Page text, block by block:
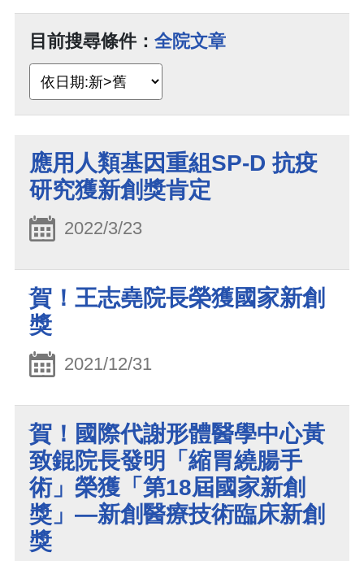
目前搜尋條件： 全院文章
應用人類基因重組SP-D 抗疫
研究獲新創獎肯定
2022/3/23
賀！王志堯院長榮獲國家新創
獎
2021/12/31
賀！國際代謝形體醫學中心黃
致錕院長發明「縮胃繞腸手
術」榮獲「第18屆國家新創
獎」—新創醫療技術臨床新創
獎